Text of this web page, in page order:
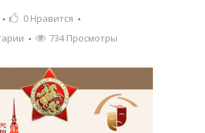
0 Нравится
734 Просмотры